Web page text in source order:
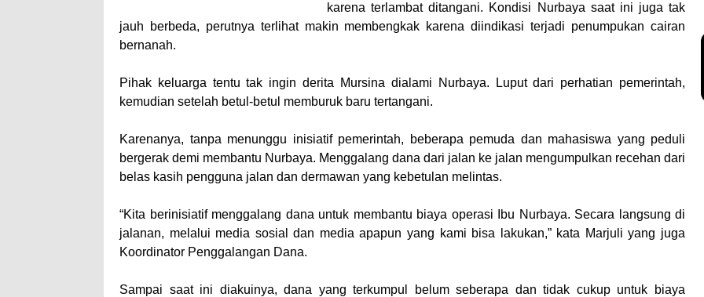
karena terlambat ditangani. Kondisi Nurbaya saat ini juga tak
jauh berbeda, perutnya terlihat makin membengkak karena diindikasi terjadi penumpukan cairan
bernanah.
Pihak keluarga tentu tak ingin derita Mursina dialami Nurbaya. Luput dari perhatian pemerintah,
kemudian setelah betul-betul memburuk baru tertangani.
Karenanya, tanpa menunggu inisiatif pemerintah, beberapa pemuda dan mahasiswa yang peduli
bergerak demi membantu Nurbaya. Menggalang dana dari jalan ke jalan mengumpulkan recehan dari
belas kasih pengguna jalan dan dermawan yang kebetulan melintas.
“Kita berinisiatif menggalang dana untuk membantu biaya operasi Ibu Nurbaya. Secara langsung di
jalanan, melalui media sosial dan media apapun yang kami bisa lakukan,” kata Marjuli yang juga
Koordinator Penggalangan Dana.
Sampai saat ini diakuinya, dana yang terkumpul belum seberapa dan tidak cukup untuk biaya